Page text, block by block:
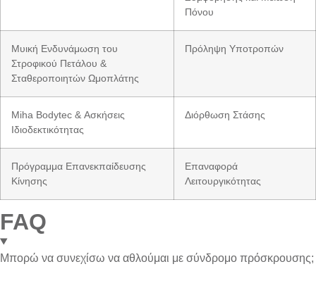
Πόνου
Μυική Ενδυνάμωση του
Στροφικού Πετάλου &
Σταθεροποιητών Ωμοπλάτης
Πρόληψη Υποτροπών
Miha Bodytec & Ασκήσεις
Ιδιοδεκτικότητας
Διόρθωση Στάσης
Πρόγραμμα Επανεκπαίδευσης
Κίνησης
Επαναφορά
Λειτουργικότητας
FAQ
Μπορώ να συνεχίσω να αθλούμαι με σύνδρομο πρόσκρουσης;